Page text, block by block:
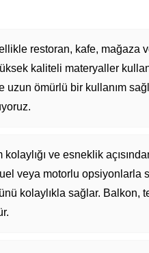
restoran, kafe, mağaza
kaliteli materyaller
uzun ömürlü bir kullanım
kolaylığı ve esneklik
veya motorlu opsiyonlarla
kolaylıkla sağlar. Balkon,